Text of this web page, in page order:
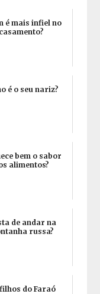
é mais infiel no
casamento?
é o seu nariz?
bem o sabor
alimentos?
de andar na
russa?
do Faraó